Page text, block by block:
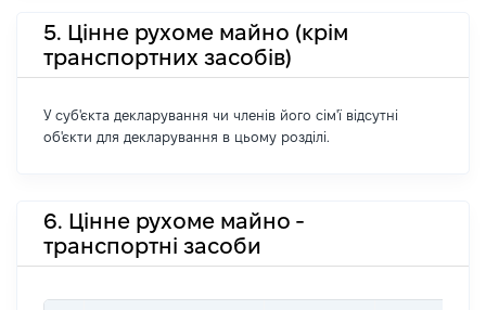
5. Цінне рухоме майно (крім
транспортних засобів)
У суб'єкта декларування чи членів його сім'ї відсутні
об'єкти для декларування в цьому розділі.
6. Цінне рухоме майно -
транспортні засоби